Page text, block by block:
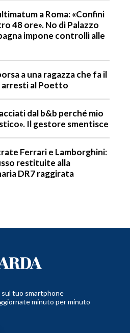
a Roma: «Confini
48 ore». No di Palazzo
impone controlli alle
a una ragazza che fa il
arresti al Poetto
dal b&b perché mio
Il gestore smentisce
Ferrari e Lamborghini:
restituite alla
DR7 raggirata
sul tuo smartphone
minuto per minuto